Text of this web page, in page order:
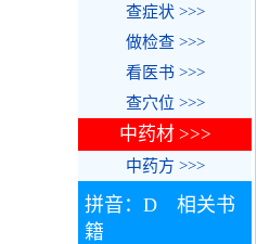
查症状 >>>
做检查 >>>
看医书 >>>
查穴位 >>>
中药材 >>>
中药方 >>>
拼音：D 相关书
籍